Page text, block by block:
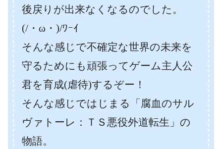
後戻りが出来なくなるのでした。
(/・ω・)/ﾜｰｲ
そんな感じで不確定な世界の未来を
守るためにも頑張ってゲーム主人公
君を育成(虐待)するぞー！
そんな感じではじまる「腐血のサル
ヴァトーレ：ＴＳ悪役外道転生」の
物語。